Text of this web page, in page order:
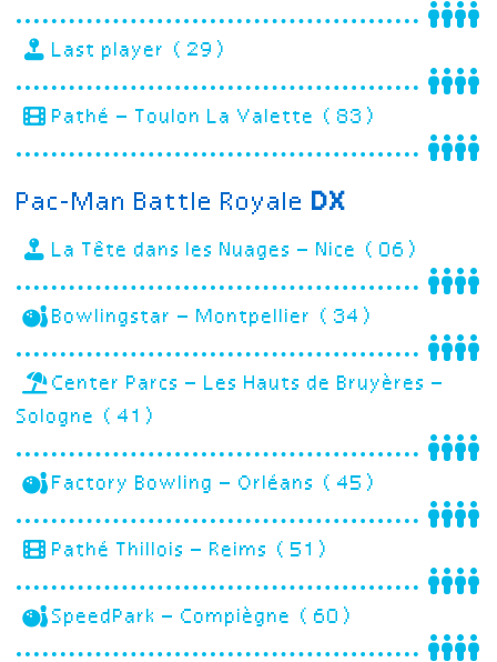
Last player (29)
Pathé – Toulon La Valette (83)
Pac-Man Battle Royale DX
La Tête dans les Nuages – Nice (06)
Bowlingstar – Montpellier (34)
Center Parcs – Les Hauts de Bruyères –
Sologne (41)
Factory Bowling – Orléans (45)
Pathé Thillois – Reims (51)
SpeedPark – Compiègne (60)